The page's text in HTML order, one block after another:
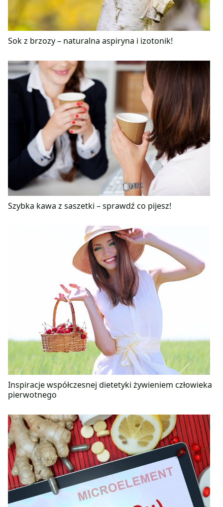
Sok z brzozy – naturalna aspiryna i izotonik!
Szybka kawa z saszetki – sprawdź co pijesz!
Inspiracje współczesnej dietetyki żywieniem człowieka
pierwotnego